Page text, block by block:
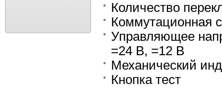
Количество
Коммутационная
Управляющее
=24 В, =12 В
Механический
Кнопка тест